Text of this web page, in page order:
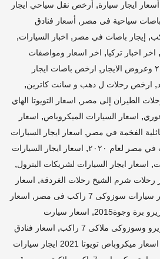
ايجار سيارة, أرخص نقل سياحي ايجار
سياحية فى مصر , أسعار فنادق
, إيجار باصات في مصر , اخبار السيارات,
, اخر اخبار تركيا, اخر اسعار ومواصفات
, ارخص باصات ايجار
, ارخص رحلات ل دهب و سانت كاترين,
الطيران إلى مصر , اسعار التويوتا الهاي
, اسعار السيارات الميكروباص, اسعار
, اسعار ايجار السيارات
مصر لعام ٢٠٢٠ , اسعار ايجار السيارات
, اسعار ايجار السيارات لشريكات البترول,
رحلات شرم الشيخ رحلات الغردقة, اسعار
سوزوكى 7 راكب فى مصر , اسعار
, اسعار سيارت
, اسعار فنادق
اسعار ميكروباص تويوتا 2021 ايجار سيارات